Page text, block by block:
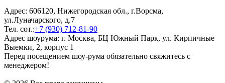
Адрес: 606120, Нижегородская обл., г.Ворсма,
ул.Луначарского, д.7
Тел. сот.:+7 (930) 712-81-90
Адрес шоурума: г. Москва, БЦ Южный Парк, ул. Кирпичные
Выемки, 2, корпус 1
Перед посещением шоу-рума обязательно свяжитесь с
менеджером!